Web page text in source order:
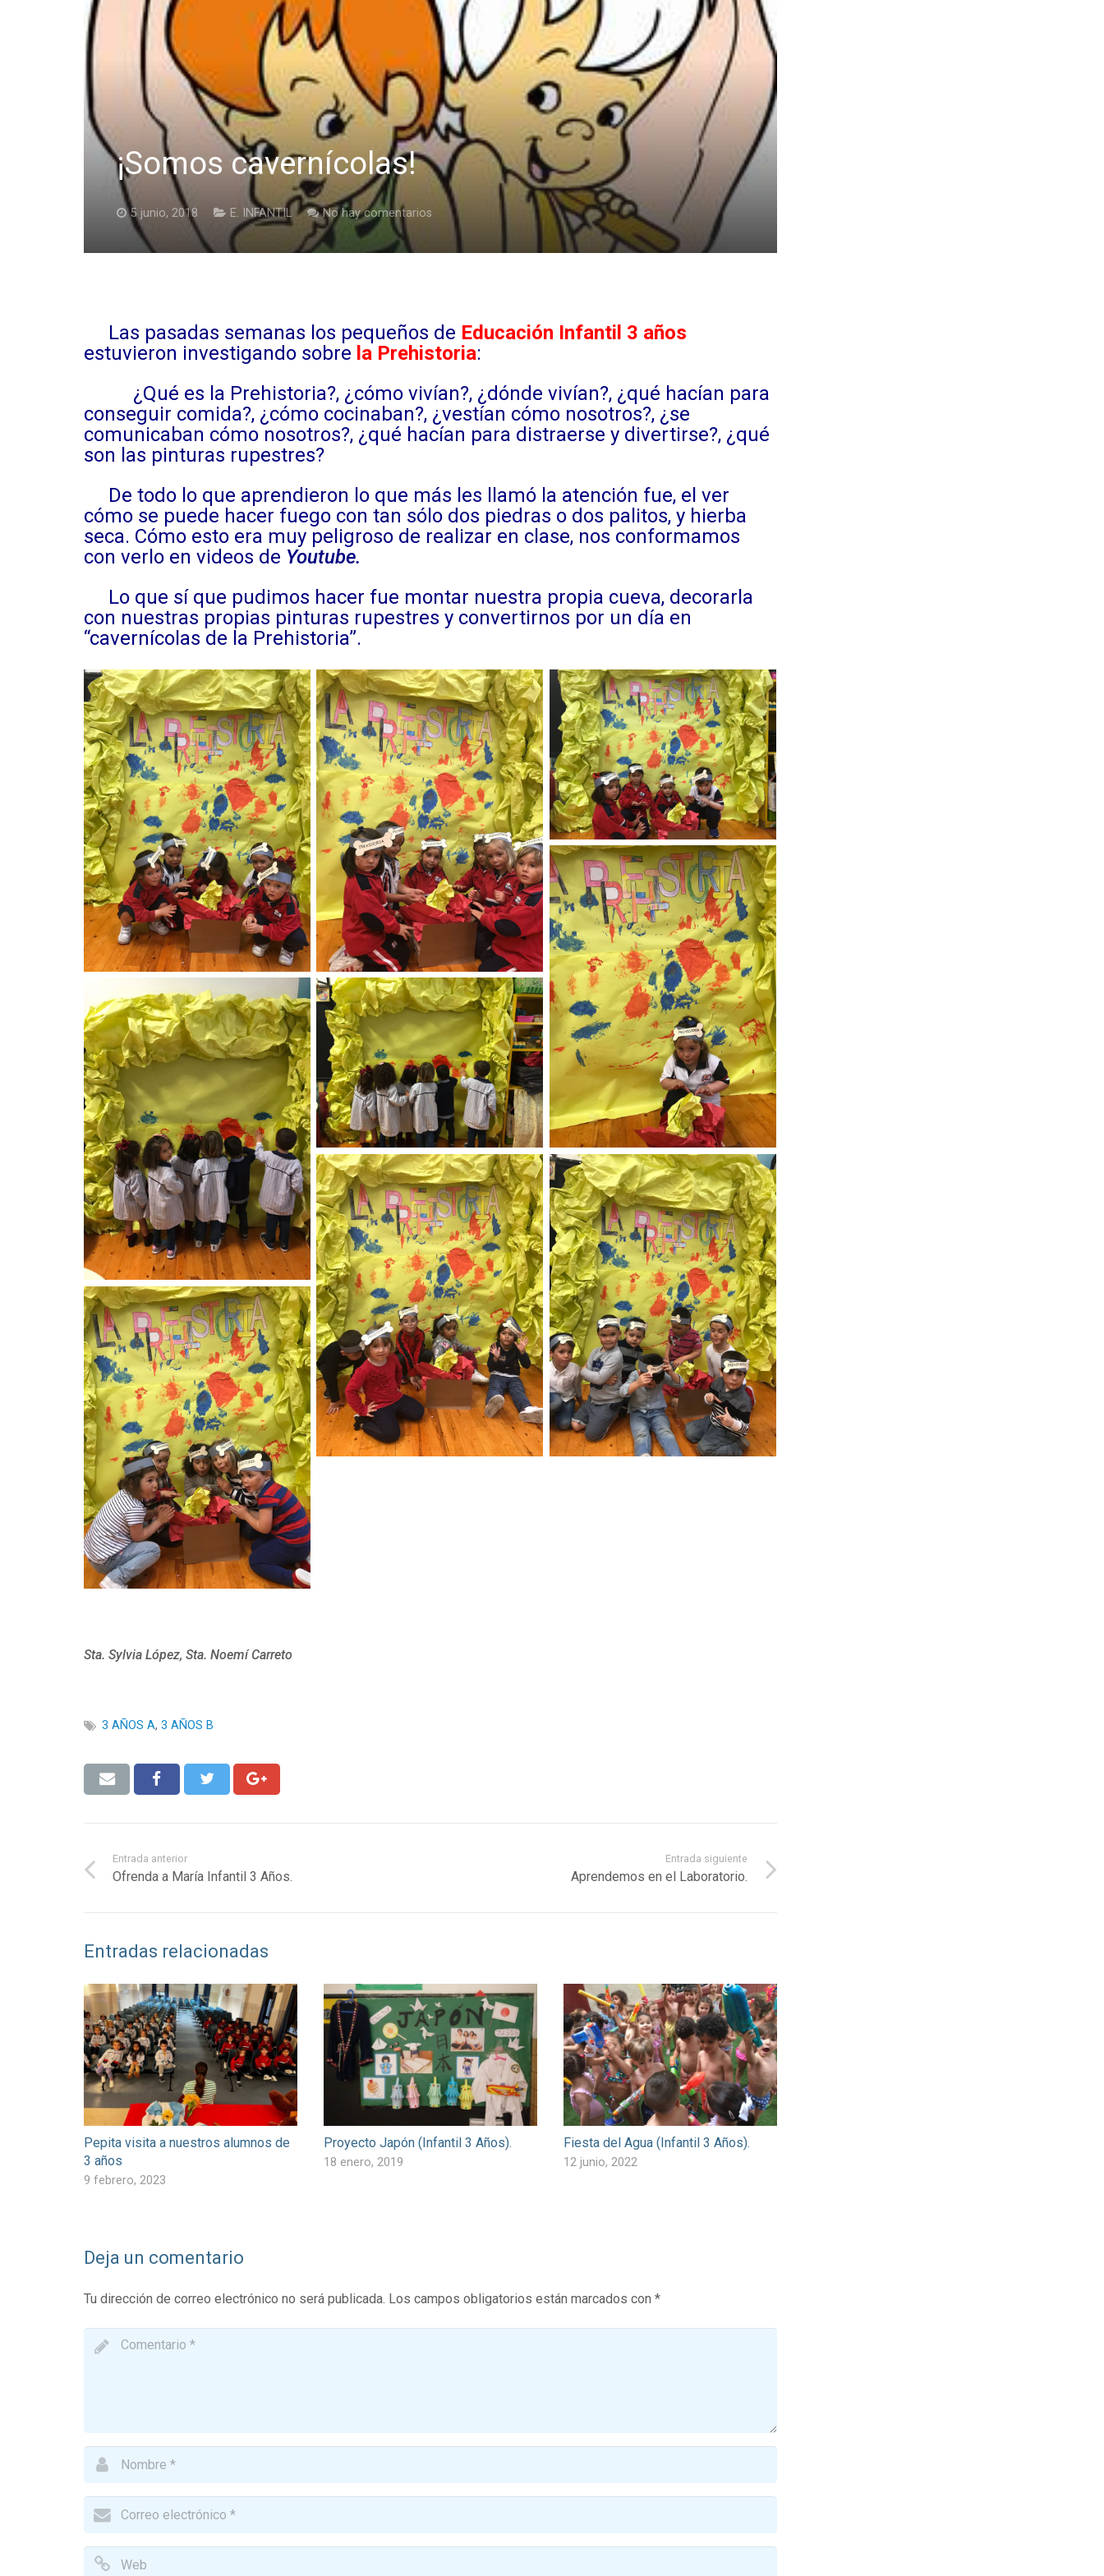
¡Somos cavernícolas!
5 junio, 2018 E. INFANTIL No hay comentarios
Las pasadas semanas los pequeños de Educación Infantil 3 años
estuvieron investigando sobre la Prehistoria:
¿Qué es la Prehistoria?, ¿cómo vivían?, ¿dónde vivían?, ¿qué hacían para
conseguir comida?, ¿cómo cocinaban?, ¿vestían cómo nosotros?, ¿se
comunicaban cómo nosotros?, ¿qué hacían para distraerse y divertirse?, ¿qué
son las pinturas rupestres?
De todo lo que aprendieron lo que más les llamó la atención fue, el ver
cómo se puede hacer fuego con tan sólo dos piedras o dos palitos, y hierba
seca. Cómo esto era muy peligroso de realizar en clase, nos conformamos
con verlo en videos de Youtube.
Lo que sí que pudimos hacer fue montar nuestra propia cueva, decorarla
con nuestras propias pinturas rupestres y convertirnos por un día en
“cavernícolas de la Prehistoria”.
Sta. Sylvia López, Sta. Noemí Carreto
3 AÑOS A,3 AÑOS B
Entrada anterior
Ofrenda a María Infantil 3 Años.
Entrada siguiente
Aprendemos en el Laboratorio.
Entradas relacionadas
Pepita visita a nuestros alumnos de
3 años
9 febrero, 2023
Proyecto Japón (Infantil 3 Años).
18 enero, 2019
Fiesta del Agua (Infantil 3 Años).
12 junio, 2022
Deja un comentario
Tu dirección de correo electrónico no será publicada. Los campos obligatorios están marcados con *